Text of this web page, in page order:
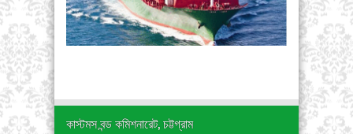
কাস্টমস বন্ড কমিশনারেট, চট্টগ্রাম